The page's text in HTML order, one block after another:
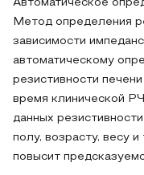
Автоматическое
Метод определения
зависимости
автоматическому
резистивности
время клинической
данных
полу, возрасту, весу
повысит